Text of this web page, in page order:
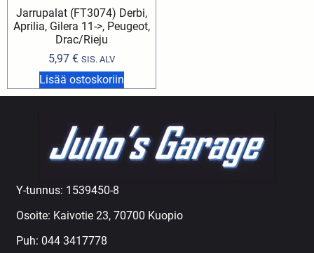
Jarrupalat (FT3074) Derbi,
Aprilia, Gilera 11->, Peugeot,
Drac/Rieju
5,97 € SIS. ALV
Lisää ostoskoriin
Y-tunnus: 1539450-8
Osoite: Kaivotie 23, 70700 Kuopio
Puh: 044 3417778